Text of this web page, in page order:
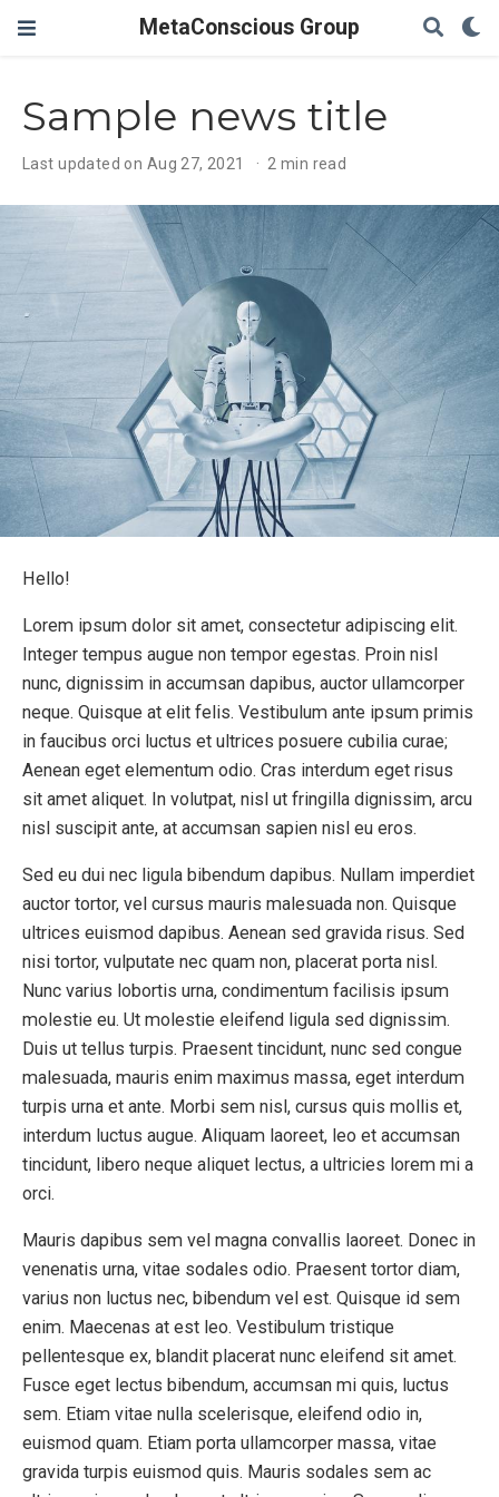
MetaConscious Group
Sample news title
Last updated on Aug 27, 2021 2 min read
Hello!
Lorem ipsum dolor sit amet, consectetur adipiscing elit.
Integer tempus augue non tempor egestas. Proin nisl
nunc, dignissim in accumsan dapibus, auctor ullamcorper
neque. Quisque at elit felis. Vestibulum ante ipsum primis
in faucibus orci luctus et ultrices posuere cubilia curae;
Aenean eget elementum odio. Cras interdum eget risus
sit amet aliquet. In volutpat, nisl ut fringilla dignissim, arcu
nisl suscipit ante, at accumsan sapien nisl eu eros.
Sed eu dui nec ligula bibendum dapibus. Nullam imperdiet
auctor tortor, vel cursus mauris malesuada non. Quisque
ultrices euismod dapibus. Aenean sed gravida risus. Sed
nisi tortor, vulputate nec quam non, placerat porta nisl.
Nunc varius lobortis urna, condimentum facilisis ipsum
molestie eu. Ut molestie eleifend ligula sed dignissim.
Duis ut tellus turpis. Praesent tincidunt, nunc sed congue
malesuada, mauris enim maximus massa, eget interdum
turpis urna et ante. Morbi sem nisl, cursus quis mollis et,
interdum luctus augue. Aliquam laoreet, leo et accumsan
tincidunt, libero neque aliquet lectus, a ultricies lorem mi a
orci.
Mauris dapibus sem vel magna convallis laoreet. Donec in
venenatis urna, vitae sodales odio. Praesent tortor diam,
varius non luctus nec, bibendum vel est. Quisque id sem
enim. Maecenas at est leo. Vestibulum tristique
pellentesque ex, blandit placerat nunc eleifend sit amet.
Fusce eget lectus bibendum, accumsan mi quis, luctus
sem. Etiam vitae nulla scelerisque, eleifend odio in,
euismod quam. Etiam porta ullamcorper massa, vitae
gravida turpis euismod quis. Mauris sodales sem ac